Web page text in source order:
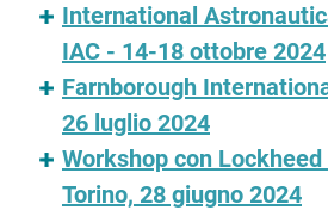
International
IAC - 14-18 ottobre 2024
Farnborough
26 luglio 2024
Workshop con
Torino, 28 giugno 2024